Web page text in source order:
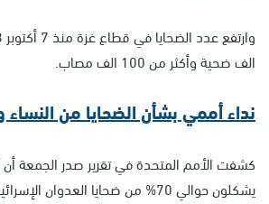
الف ضحية وأكثر من 100 الف مصاب.
نداء أممي بشأن الضحايا من النساء
كشفت الأمم المتحدة في تقرير صدر الجمعة أن
يشكلون حوالي 70% من ضحايا العدوان